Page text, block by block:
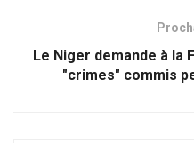
Le Niger demande à la
"crimes" commis